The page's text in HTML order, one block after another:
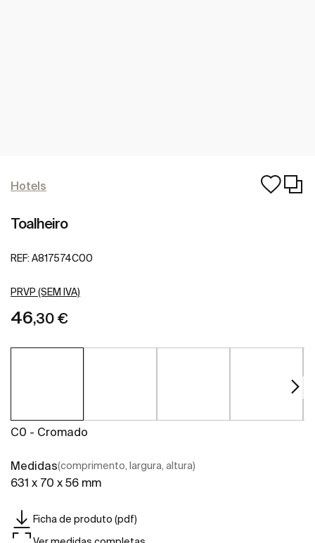
Hotels
Toalheiro
REF: A817574C00
PRVP (SEM IVA)
46,30 €
C0 - Cromado
Medidas(comprimento, largura, altura)
631 x 70 x 56 mm
Ficha de produto (pdf)